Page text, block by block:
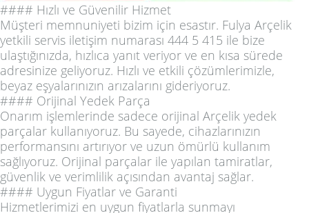
#### Hızlı ve Güvenilir Hizmet
Müşteri memnuniyeti bizim için esastır. Fulya Arçelik
yetkili servis iletişim numarası 444 5 415 ile bize
ulaştığınızda, hızlıca yanıt veriyor ve en kısa sürede
adresinize geliyoruz. Hızlı ve etkili çözümlerimizle,
beyaz eşyalarınızın arızalarını gideriyoruz.
#### Orijinal Yedek Parça
Onarım işlemlerinde sadece orijinal Arçelik yedek
parçalar kullanıyoruz. Bu sayede, cihazlarınızın
performansını artırıyor ve uzun ömürlü kullanım
sağlıyoruz. Orijinal parçalar ile yapılan tamiratlar,
güvenlik ve verimlilik açısından avantaj sağlar.
#### Uygun Fiyatlar ve Garanti
Hizmetlerimizi en uygun fiyatlarla sunmayı